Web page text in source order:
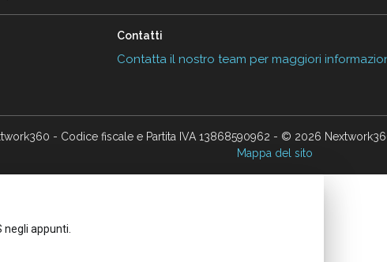
Contatti
Contatta il nostro team per maggiori
- Codice fiscale e Partita IVA 13868590962 - © 2026
Mappa del sito
negli appunti.